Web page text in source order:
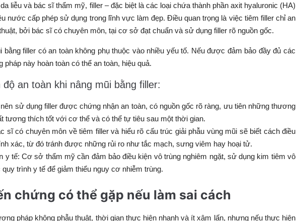
liễu và bác sĩ thẩm mỹ, filler – đặc biệt là các loại chứa thành phần axit hyaluronic (HA)
nước cấp phép sử dụng trong lĩnh vực làm đẹp. Điều quan trọng là việc tiêm filler chỉ an
bởi bác sĩ có chuyên môn, tại cơ sở đạt chuẩn và sử dụng filler rõ nguồn gốc.
bằng filler có an toàn không phụ thuộc vào nhiều yếu tố. Nếu được đảm bảo đầy đủ các
này hoàn toàn có thể an toàn, hiệu quả.
an toàn khi nâng mũi bằng filler:
sử dụng filler được chứng nhận an toàn, có nguồn gốc rõ ràng, ưu tiên những thương
tương thích tốt với cơ thể và có thể tự tiêu sau một thời gian.
sĩ có chuyên môn về tiêm filler và hiểu rõ cấu trúc giải phẫu vùng mũi sẽ biết cách điều
xác, từ đó tránh được những rủi ro như tắc mạch, sưng viêm hay hoại tử.
y tế: Cơ sở thẩm mỹ cần đảm bảo điều kiện vô trùng nghiêm ngặt, sử dụng kim tiêm vô
trình y tế để giảm thiểu nguy cơ nhiễm trùng.
chứng có thể gặp nếu làm sai cách
pháp không phẫu thuật, thời gian thực hiện nhanh và ít xâm lấn, nhưng nếu thực hiện